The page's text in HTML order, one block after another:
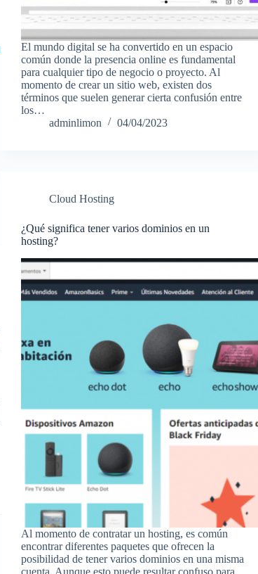
El mundo digital se ha convertido en un espacio
común donde la presencia online es fundamental
para cualquier tipo de negocio o proyecto. Al
momento de crear un sitio web, existen dos
términos que suelen generar cierta confusión entre
los…
adminlimon
04/04/2023
Cloud Hosting
¿Qué significa tener varios dominios en un
hosting?
Al momento de contratar un hosting, es común
encontrar diferentes paquetes que ofrecen la
posibilidad de tener varios dominios en una misma
cuenta. Aunque esto puede resultar confuso para